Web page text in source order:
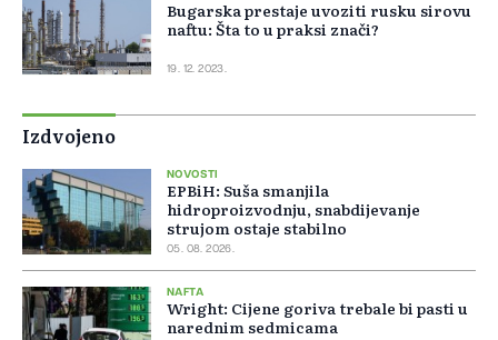
Bugarska prestaje uvoziti rusku sirovu
naftu: Šta to u praksi znači?
19. 12. 2023.
Izdvojeno
NOVOSTI
EPBiH: Suša smanjila
hidroproizvodnju, snabdijevanje
strujom ostaje stabilno
05. 08. 2026.
NAFTA
Wright: Cijene goriva trebale bi pasti u
narednim sedmicama